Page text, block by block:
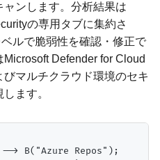
ンします。分析結果は
の専用タブに集約さ
ルで脆弱性を確認・修正で
Defender for Cloud
マルチクラウド環境のセキ
ます。
> B("Azure Repos");